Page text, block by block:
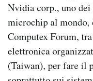
Area Personale
Newsletter
Notifiche mobile
Regala il Post
Hai bisogno di
Esci
Nvidia corp., uno
microchip al mondo,
Computex Forum,
elettronica
(Taiwan), per fare il